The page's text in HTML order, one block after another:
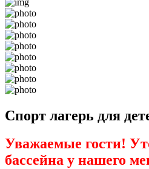
Спорт лагерь для
Уважаемые гости!
бассейна у нашего